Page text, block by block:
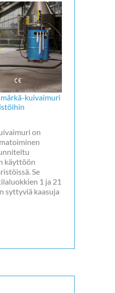
märkä-kuivaimuri
on
käyttöön
Se
1 ja 21
syttyviä kaasuja